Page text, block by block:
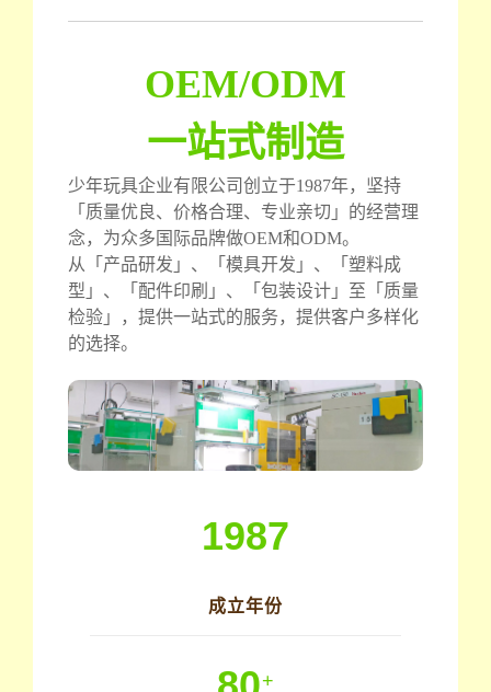
OEM/ODM
一站式制造
少年玩具企业有限公司创立于1987年，坚持
「质量优良、价格合理、专业亲切」的经营理
念，为众多国际品牌做OEM和ODM。
从「产品研发」、「模具开发」、「塑料成
型」、「配件印刷」、「包装设计」至「质量
检验」，提供一站式的服务，提供客户多样化
的选择。
1987
成立年份
+